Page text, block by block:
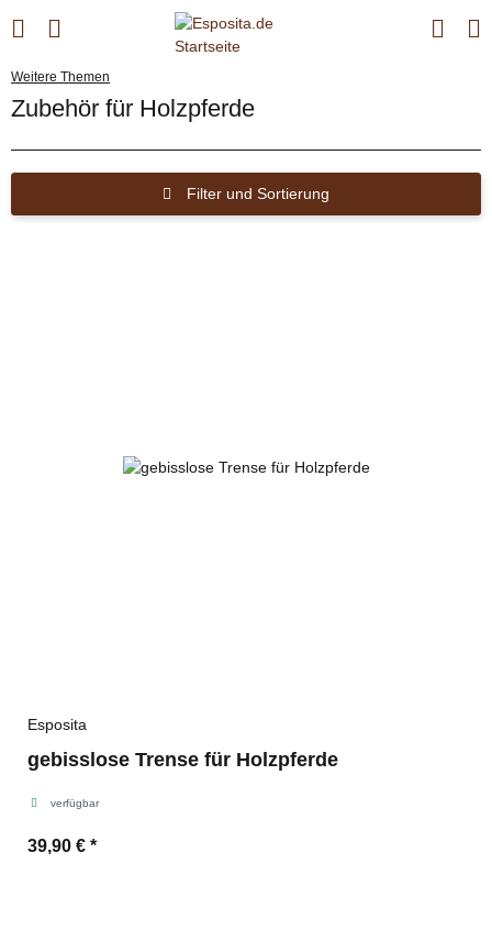
Weitere Themen
Zubehör für Holzpferde
Filter und Sortierung
Esposita
gebisslose Trense für Holzpferde
verfügbar
39,90 € *